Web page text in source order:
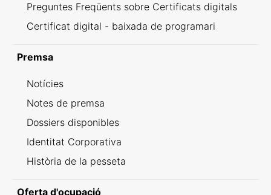
Preguntes Freqüents sobre Certificats digitals
Certificat digital - baixada de programari
Premsa
Notícies
Notes de premsa
Dossiers disponibles
Identitat Corporativa
Història de la pesseta
Oferta d'ocupació